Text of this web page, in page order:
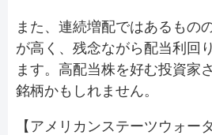
また、連続増配ではあるもの
が高く、残念ながら配当利回
ます。高配当株を好む投資家
銘柄かもしれません。
【アメリカンステーツウォー